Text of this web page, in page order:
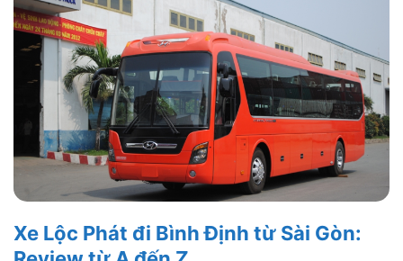
Xe Lộc Phát đi Bình Định từ Sài Gòn: